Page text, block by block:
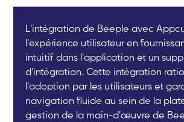
L'intégration de Beeple avec
l'expérience utilisateur en
intuitif dans l'application et un
d'intégration. Cette intégration
l'adoption par les utilisateurs et
navigation fluide au sein de la
gestion de la main-d'œuvre de